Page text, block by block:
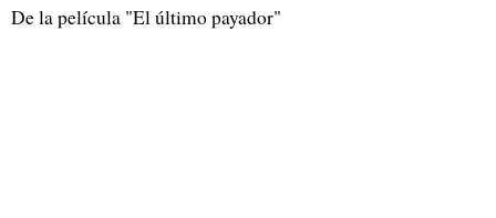
De la película "El último payador"